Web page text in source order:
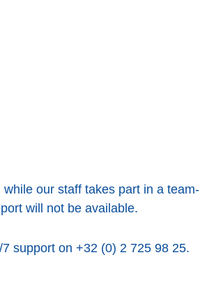
our staff takes part in a team-
will not be available.
support on +32 (0) 2 725 98 25.